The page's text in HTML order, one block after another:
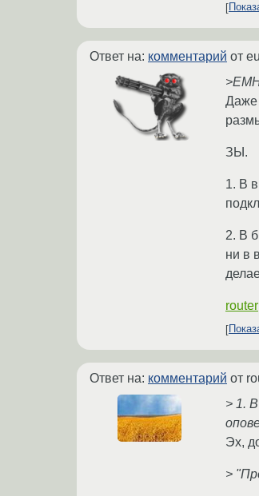
Ответ на: комментарий от
Даже
ЗЫ.
1. В
2. В
ни в
router
Ответ на: комментарий от
> 1.
Эх,
>